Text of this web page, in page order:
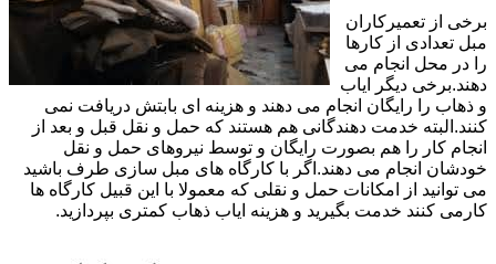
برخی از تعمیرکاران
مبل تعدادی از کارها
را در محل انجام می
دهند.برخی دیگر ایاب
و ذهاب را رایگان انجام می دهند و هزینه ای بابتش دریافت نمی
کنند.البته خدمت دهندگانی هم هستند که حمل و نقل قبل و بعد از
انجام کار را هم بصورت رایگان و توسط نیروهای حمل و نقل
خودشان انجام می دهند.اگر با کارگاه های مبل سازی طرف باشید
می توانید از امکانات حمل و نقلی که معمولا با این قبیل کارگاه ها
کارمی کنند خدمت بگیرید و هزینه ایاب ذهاب کمتری بپردازید.